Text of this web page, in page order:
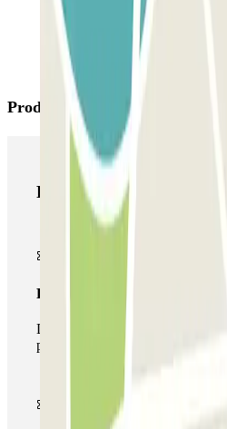
Productos de Parclick
Productos de Parclick
Pase básico
Durante tu estancia podrás
parking